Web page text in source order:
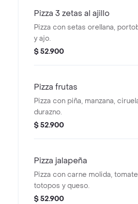
Pizza 3 zetas al ajillo
Pizza con setas orellana,
y ajo.
$ 52.900
Pizza frutas
Pizza con piña, manzana,
durazno.
$ 52.900
Pizza jalapeña
Pizza con carne molida,
totopos y queso.
$ 52.900